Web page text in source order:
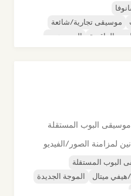
موسيقى تجارية/شائعة
الراقصة
الهيب هوب
موسيقى البوب المستقلة
لمزامنة الصور/الفيديو
البوب المستقلة
هيفي ميتال
الموجة الجديدة